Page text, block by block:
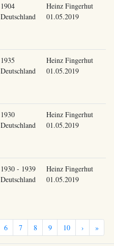
1904
Deutschland
Heinz Fingerhut
01.05.2019
1935
Deutschland
Heinz Fingerhut
01.05.2019
1930
Deutschland
Heinz Fingerhut
01.05.2019
1930 - 1939
Deutschland
Heinz Fingerhut
01.05.2019
6 7 8 9 10 › »